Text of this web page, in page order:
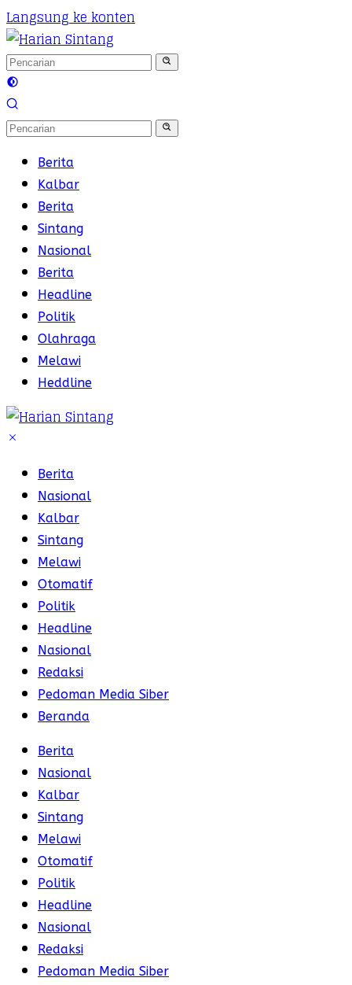
Langsung ke konten
Berita
Kalbar
Berita
Sintang
Nasional
Berita
Headline
Politik
Olahraga
Melawi
Heddline
Berita
Nasional
Kalbar
Sintang
Melawi
Otomatif
Politik
Headline
Nasional
Redaksi
Pedoman Media Siber
Beranda
Berita
Nasional
Kalbar
Sintang
Melawi
Otomatif
Politik
Headline
Nasional
Redaksi
Pedoman Media Siber